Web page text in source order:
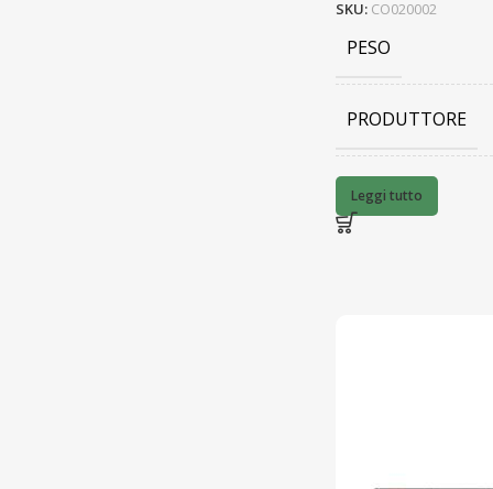
SKU: CO020002
PESO
PRODUTTORE
BARCODE
Leggi tutto